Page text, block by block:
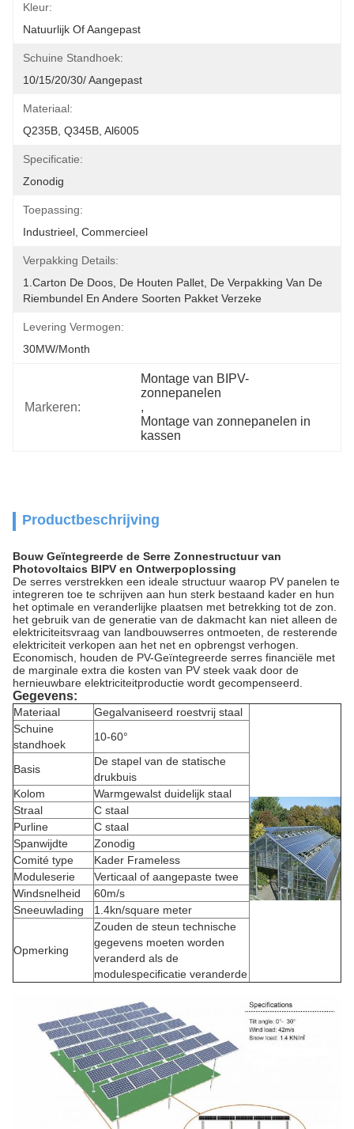
Kleur:
Natuurlijk Of Aangepast
Schuine Standhoek:
10/15/20/30/ Aangepast
Materiaal:
Q235B, Q345B, Al6005
Specificatie:
Zonodig
Toepassing:
Industrieel, Commercieel
Verpakking Details:
1.Carton De Doos, De Houten Pallet, De Verpakking Van De
Riembundel En Andere Soorten Pakket Verzeke
Levering Vermogen:
30MW/month
Markeren:
Montage van BIPV-
zonnepanelen
,
Montage van zonnepanelen in
kassen
Productbeschrijving
Bouw Geïntegreerde de Serre Zonnestructuur van
Photovoltaics BIPV en Ontwerpoplossing
De serres verstrekken een ideale structuur waarop PV panelen te
integreren toe te schrijven aan hun sterk bestaand kader en hun
het optimale en veranderlijke plaatsen met betrekking tot de zon.
het gebruik van de generatie van de dakmacht kan niet alleen de
elektriciteitsvraag van landbouwserres ontmoeten, de resterende
elektriciteit verkopen aan het net en opbrengst verhogen.
Economisch, houden de PV-Geïntegreerde serres financiële met
de marginale extra die kosten van PV steek vaak door de
hernieuwbare elektriciteitproductie wordt gecompenseerd.
Gegevens:
Materiaal
Gegalvaniseerd roestvrij staal
Schuine
standhoek
10-60°
Basis
De stapel van de statische
drukbuis
Kolom
Warmgewalst duidelijk staal
Straal
C staal
Purline
C staal
Spanwijdte
Zonodig
Comité type
Kader Frameless
Moduleserie
Verticaal of aangepaste twee
Windsnelheid
60m/s
Sneeuwlading
1.4kn/square meter
Opmerking
Zouden de steun technische
gegevens moeten worden
veranderd als de
modulespecificatie veranderde